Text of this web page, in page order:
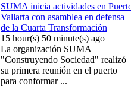
SUMA inicia actividades en
Vallarta con asamblea en defensa
de la Cuarta Transformación
15 hour(s) 50 minute(s) ago
La organización SUMA
"Construyendo Sociedad" realizó
su primera reunión en el puerto
para conformar ...